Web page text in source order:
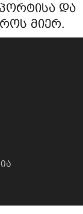
და
მიერ.